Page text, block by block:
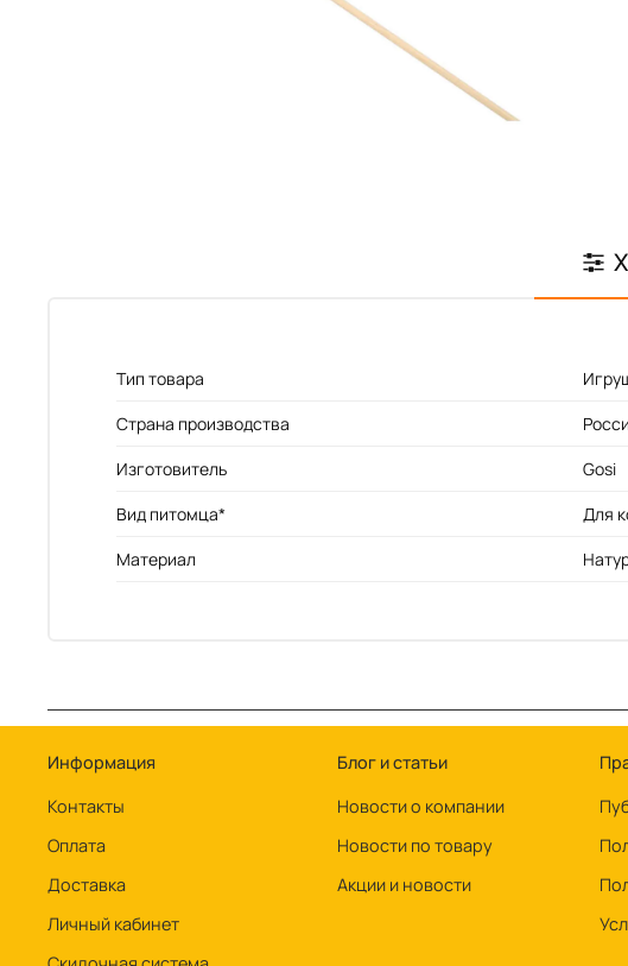
Тип товара
Страна производства
Изготовитель
Gosi
Вид питомца*
Для
Материал
Информация
Контакты
Оплата
Доставка
Личный кабинет
Блог и статьи
Новости о компании
Новости по товару
Акции и новости